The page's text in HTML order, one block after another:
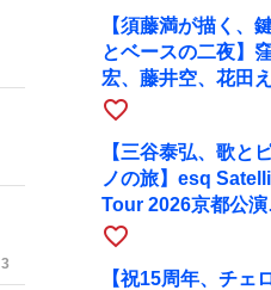
3
【須藤満が描く、
とベースの二夜】
宏、藤井空、花田
と京都RAGで共演
favorite_border
【三谷泰弘、歌と
ノの旅】esq
Tour 2026京都公演
10月に開催
favorite_border
【祝15周年、チェ